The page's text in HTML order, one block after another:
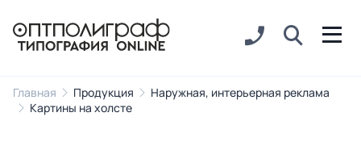
Главная Продукция
Наружная, интерьерная реклама
Картины на холсте